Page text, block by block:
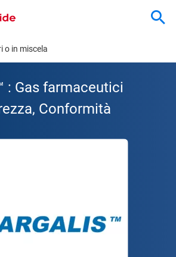
o in miscela
: Gas farmaceutici
Conformità